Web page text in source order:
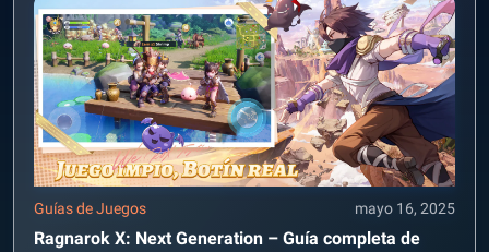
Guías de Juegos mayo 16, 2025
Ragnarok X: Next Generation – Guía completa de